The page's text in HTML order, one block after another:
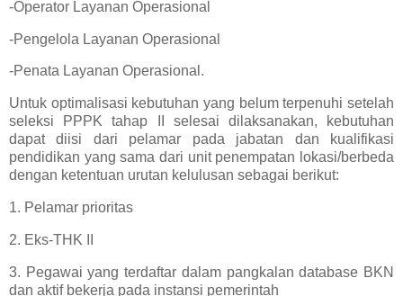
-Operator Layanan Operasional
-Pengelola Layanan Operasional
-Penata Layanan Operasional.
Untuk optimalisasi kebutuhan yang belum terpenuhi setelah
seleksi PPPK tahap II selesai dilaksanakan, kebutuhan
dapat diisi dari pelamar pada jabatan dan kualifikasi
pendidikan yang sama dari unit penempatan lokasi/berbeda
dengan ketentuan urutan kelulusan sebagai berikut:
1. Pelamar prioritas
2. Eks-THK II
3. Pegawai yang terdaftar dalam pangkalan database BKN
dan aktif bekerja pada instansi pemerintah